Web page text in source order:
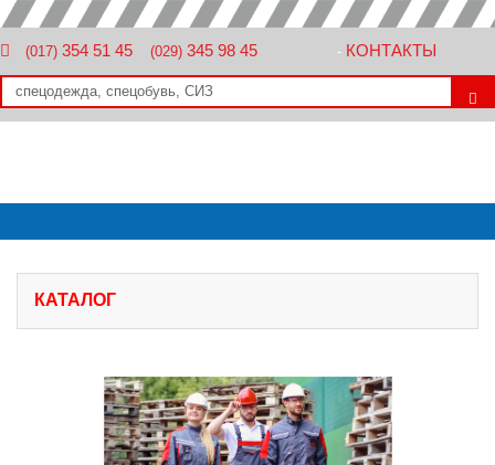
(017) 354 51 45 (029) 345 98 45 - КОНТАКТЫ
КАТАЛОГ